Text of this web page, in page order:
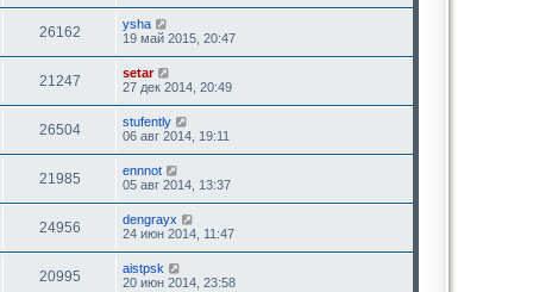
26162
ysha
19 май 2015, 20:47
21247
setar
27 дек 2014, 20:49
26504
stufently
06 авг 2014, 19:11
21985
ennnot
05 авг 2014, 13:37
24956
dengrayx
24 июн 2014, 11:47
20995
aistpsk
20 июн 2014, 23:58